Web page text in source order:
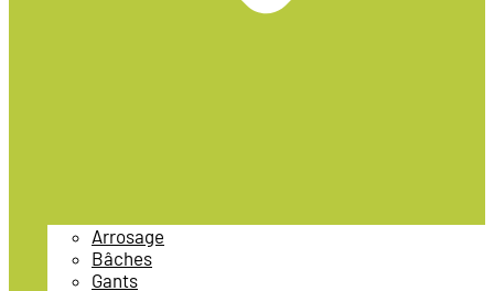
Arrosage
Bâches
Gants